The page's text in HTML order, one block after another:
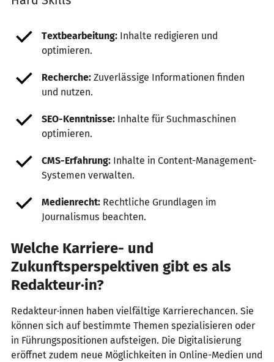
Textbearbeitung: Inhalte redigieren und
optimieren.
Recherche: Zuverlässige Informationen finden
und nutzen.
SEO-Kenntnisse: Inhalte für Suchmaschinen
optimieren.
CMS-Erfahrung: Inhalte in Content-Management-
Systemen verwalten.
Medienrecht: Rechtliche Grundlagen im
Journalismus beachten.
Welche Karriere- und
Zukunftsperspektiven gibt es als
Redakteur·in?
Redakteur·innen haben vielfältige Karrierechancen. Sie
können sich auf bestimmte Themen spezialisieren oder
in Führungspositionen aufsteigen. Die Digitalisierung
eröffnet zudem neue Möglichkeiten in Online-Medien und